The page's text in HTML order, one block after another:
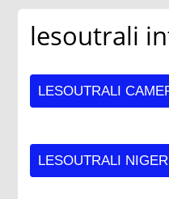
lesoutrali
LESOUTRALI
LESOUTRALI